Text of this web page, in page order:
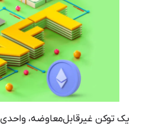
یک توکن غیرقابل‌معاوضه، واحدی